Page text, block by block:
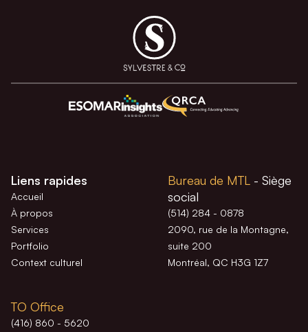
Liens rapides
Accueil
À propos
Services
Portfolio
Context culturel
Bureau de MTL - Siège
social
(514) 284 - 0878
2090, rue de la Montagne,
suite 200
Montréal, QC H3G 1Z7
TO Office
(416) 860 - 5620